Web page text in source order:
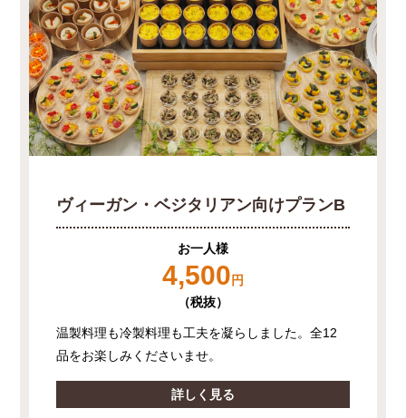
ヴィーガン・ベジタリアン向けプランB
お一人様
4,500 円
（税抜）
温製料理も冷製料理も工夫を凝らしました。全12
品をお楽しみくださいませ。
詳しく見る